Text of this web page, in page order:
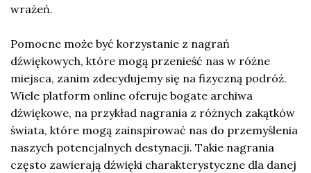
wrażeń.
Pomocne może być korzystanie z nagrań
dźwiękowych, które mogą przenieść nas w różne
miejsca, zanim zdecydujemy się na fizyczną podróż.
Wiele platform online oferuje bogate archiwa
dźwiękowe, na przykład nagrania z różnych zakątków
świata, które mogą zainspirować nas do przemyślenia
naszych potencjalnych destynacji. Takie nagrania
często zawierają dźwięki charakterystyczne dla danej